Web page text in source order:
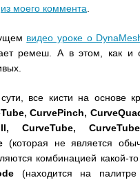
из моего коммента
видео уроке о
ремеш. А в этом, как и
все кисти на основе
CurvePinch,
CurveTube,
(которая не является
комбинацией какой-
(находится на